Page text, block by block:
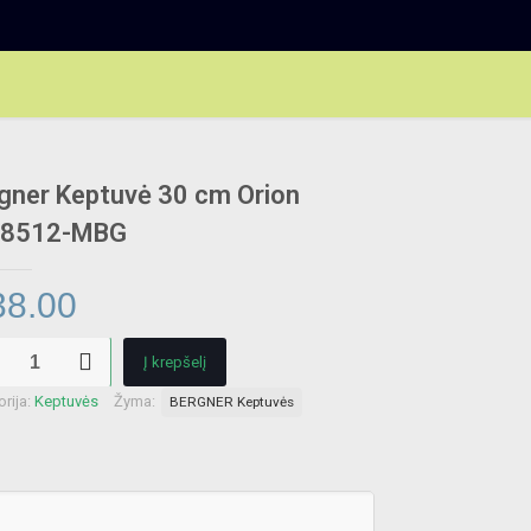
Keptuvė 30 cm Orion
MBG
Į krepšelį
Keptuvės Žyma: BERGNER Keptuvės